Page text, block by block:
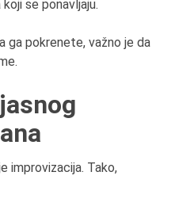
se ponavljaju.
ga pokrenete, važno je da
improvizacija. Tako,